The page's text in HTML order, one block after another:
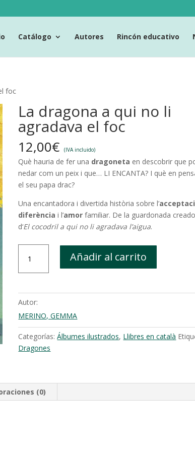
Catálogo Autores Rincón educativo
foc
La dragona a qui no li
agradava el foc
12,00€ (IVA incluido)
Què hauria de fer una dragoneta en descobrir que
nedar com un peix i que… LI ENCANTA? I què en
el seu papa drac?
Una encantadora i divertida història sobre l’
diferència i l’amor familiar. De la guardonada
d‘El cocodril a qui no li agradava l’aigua.
dragona
a
no
li
agradava
el
foc
cantidad
Añadir al carrito
Autor:
MERINO, GEMMA
Categorías:Álbumes ilustrados, Llibres en català
Dragones
(0)